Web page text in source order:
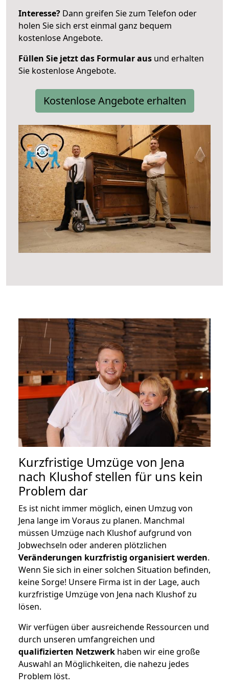
Interesse? Dann greifen Sie zum Telefon oder
holen Sie sich erst einmal ganz bequem
kostenlose Angebote.
Füllen Sie jetzt das Formular aus und erhalten
Sie kostenlose Angebote.
Kostenlose Angebote erhalten
Kurzfristige Umzüge von Jena
nach Klushof stellen für uns kein
Problem dar
Es ist nicht immer möglich, einen Umzug von
Jena lange im Voraus zu planen. Manchmal
müssen Umzüge nach Klushof aufgrund von
Jobwechseln oder anderen plötzlichen
Veränderungen kurzfristig organisiert werden.
Wenn Sie sich in einer solchen Situation befinden,
keine Sorge! Unsere Firma ist in der Lage, auch
kurzfristige Umzüge von Jena nach Klushof zu
lösen.
Wir verfügen über ausreichende Ressourcen und
durch unseren umfangreichen und
qualifizierten Netzwerk haben wir eine große
Auswahl an Möglichkeiten, die nahezu jedes
Problem löst.